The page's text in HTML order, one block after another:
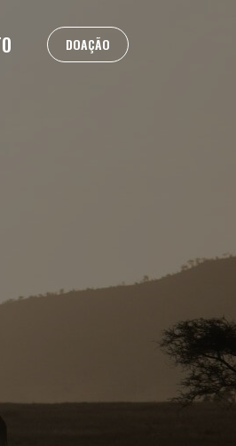
DOAÇÃO